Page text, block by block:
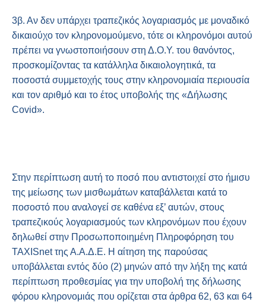
3β. Αν δεν υπάρχει τραπεζικός λογαριασμός με μοναδικό
δικαιούχο τον κληρονομούμενο, τότε οι κληρονόμοι αυτού
πρέπει να γνωστοποιήσουν στη Δ.Ο.Υ. του θανόντος,
προσκομίζοντας τα κατάλληλα δικαιολογητικά, τα
ποσοστά συμμετοχής τους στην κληρονομιαία περιουσία
και τον αριθμό και το έτος υποβολής της «Δήλωσης
Covid».
Στην περίπτωση αυτή το ποσό που αντιστοιχεί στο ήμισυ
της μείωσης των μισθωμάτων καταβάλλεται κατά το
ποσοστό που αναλογεί σε καθένα εξ’ αυτών, στους
τραπεζικούς λογαριασμούς των κληρονόμων που έχουν
δηλωθεί στην Προσωποποιημένη Πληροφόρηση του
TAXISnet της Α.Α.Δ.Ε. Η αίτηση της παρούσας
υποβάλλεται εντός δύο (2) μηνών από την λήξη της κατά
περίπτωση προθεσμίας για την υποβολή της δήλωσης
φόρου κληρονομιάς που ορίζεται στα άρθρα 62, 63 και 64